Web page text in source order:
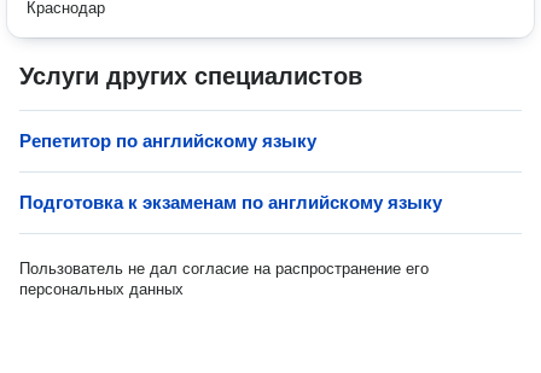
Краснодар
Услуги других специалистов
Репетитор по английскому языку
Подготовка к экзаменам по английскому языку
Пользователь не дал согласие на распространение его
персональных данных